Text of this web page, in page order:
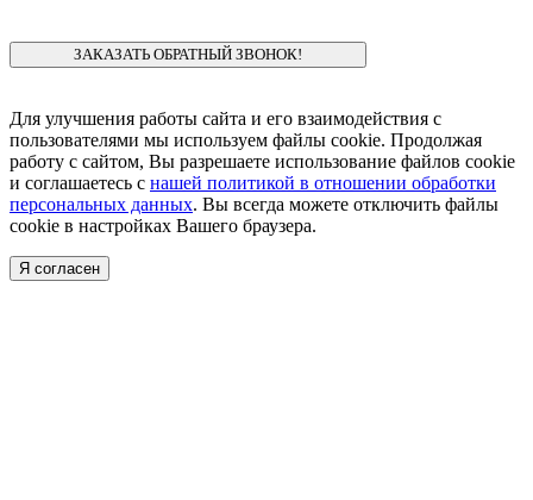
Для улучшения работы сайта и его взаимодействия с
пользователями мы используем файлы cookie. Продолжая
работу с сайтом, Вы разрешаете использование файлов cookie
и соглашаетесь с нашей политикой в отношении обработки
персональных данных. Вы всегда можете отключить файлы
cookie в настройках Вашего браузера.
Я согласен